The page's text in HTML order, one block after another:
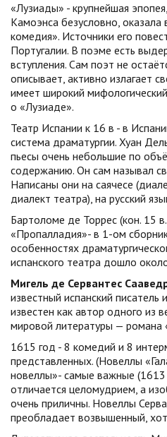
«Лузиады» - крупнейшая
Камоэнса безусловно, оказала
комедия». Источники его
Португалии. В поэме есть
вступления. Сам поэт не
описывает, активно излагает
имеет широкий
о «Лузиаде».
Театр Испании к 16 в - в
система драматургии. Хуан
пьесы очень небольшие по
содержанию. Он сам называл
Написаны они на саячесе
диалект театра), на русский
Бартоломе де Торрес (кон. 15
«Пропалладия»- в 1-ом
особенностях
испанского театра дошло
Мигель де Сервантес
известный испанский
известен как автор одного из
мировой литературы — романа
1615 год - 8 комедий и 8
представленных. (Новеллы
новеллы»- самые важные (1613
отличается целомудрием, а
очень приличны. Новеллы
преобладает возвышенный,